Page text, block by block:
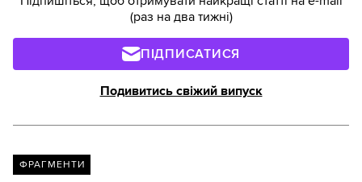
(раз на два тижні)
ПІДПИСАТИСЯ
Подивитись свіжий випуск
ФРАГМЕНТИ